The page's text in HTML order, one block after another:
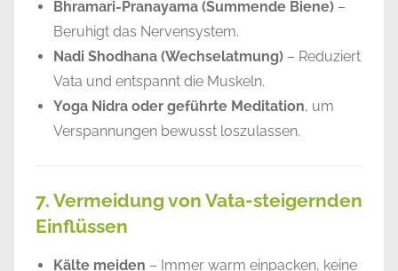
Bhramari-Pranayama (Summende Biene) –
Beruhigt das Nervensystem.
Nadi Shodhana (Wechselatmung) – Reduziert
Vata und entspannt die Muskeln.
Yoga Nidra oder geführte Meditation, um
Verspannungen bewusst loszulassen.
7. Vermeidung von Vata-steigernden
Einflüssen
Kälte meiden – Immer warm einpacken, keine